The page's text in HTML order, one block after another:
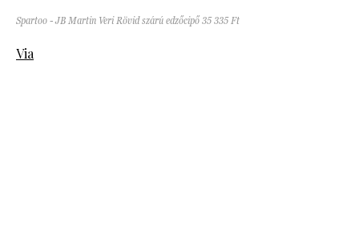
Spartoo - JB Martin Veri Rövid szárú edzőcipő 35 335 Ft
Via